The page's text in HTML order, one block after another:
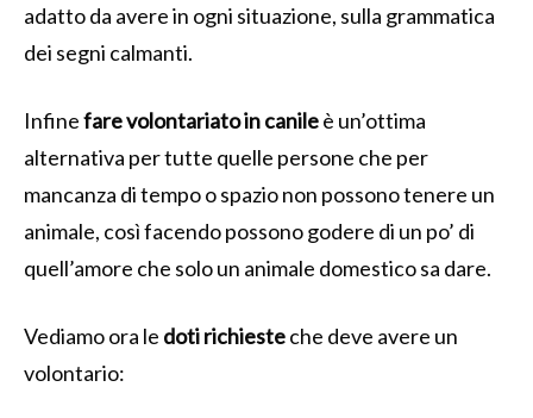
adatto da avere in ogni situazione, sulla grammatica
dei segni calmanti.
Infinefare volontariato in canileè un’ottima
alternativa per tutte quelle persone che per
mancanza di tempo o spazio non possono tenere un
animale, così facendo possono godere di un po’ di
quell’amore che solo un animale domestico sa dare.
Vediamo ora le doti richiesteche deve avere un
volontario: